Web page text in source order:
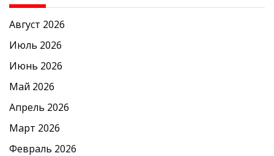
Август 2026
Июль 2026
Июнь 2026
Май 2026
Апрель 2026
Март 2026
Февраль 2026